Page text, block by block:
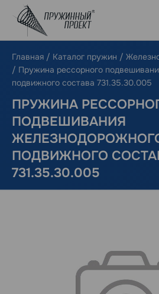
Главная / Каталог пружин /
/ Пружина рессорного
подвижного состава 731.35.30.005
ПРУЖИНА
ПОДВЕШИВАНИЯ
ПОДВИЖНОГО
731.35.30.005